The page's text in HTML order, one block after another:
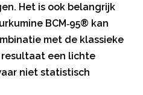
Het is ook belangrijk
BCM‑95® kan
met de klassieke
een lichte
niet statistisch